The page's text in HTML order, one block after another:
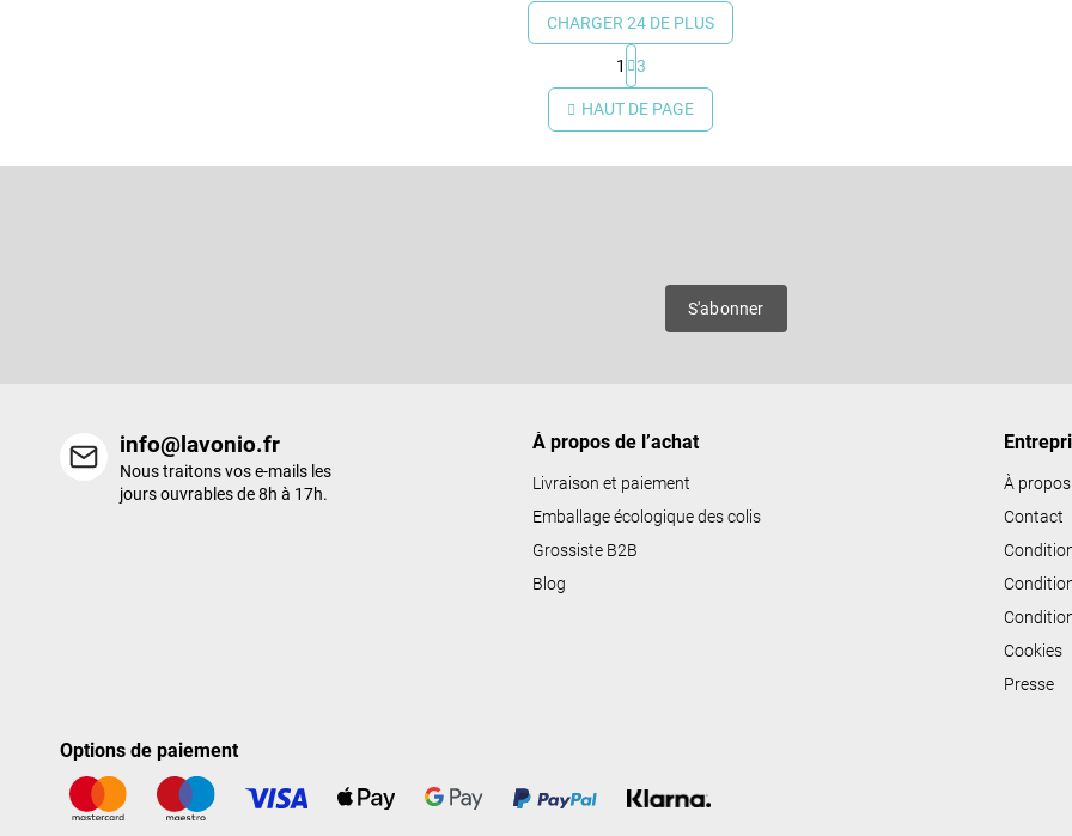
C
o
n
t
i
e
s
CHARGER 24 DE PLUS
1 3
HAUT DE PAGE
S'abonner
info@lavonio.fr
Nous traitons vos e-mails les
jours ouvrables de 8h à 17h.
À propos de l’achat
Livraison et paiement
Emballage écologique des colis
Grossiste B2B
Blog
À
Contact
Cookies
Presse
Options de paiement